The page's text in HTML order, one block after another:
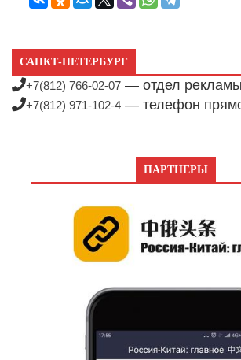
САНКТ-ПЕТЕРБУРГ
+7(812) 766-02-07 — отдел рекламы
+7(812) 971-102-4 — телефон
ПАРТНЕРЫ